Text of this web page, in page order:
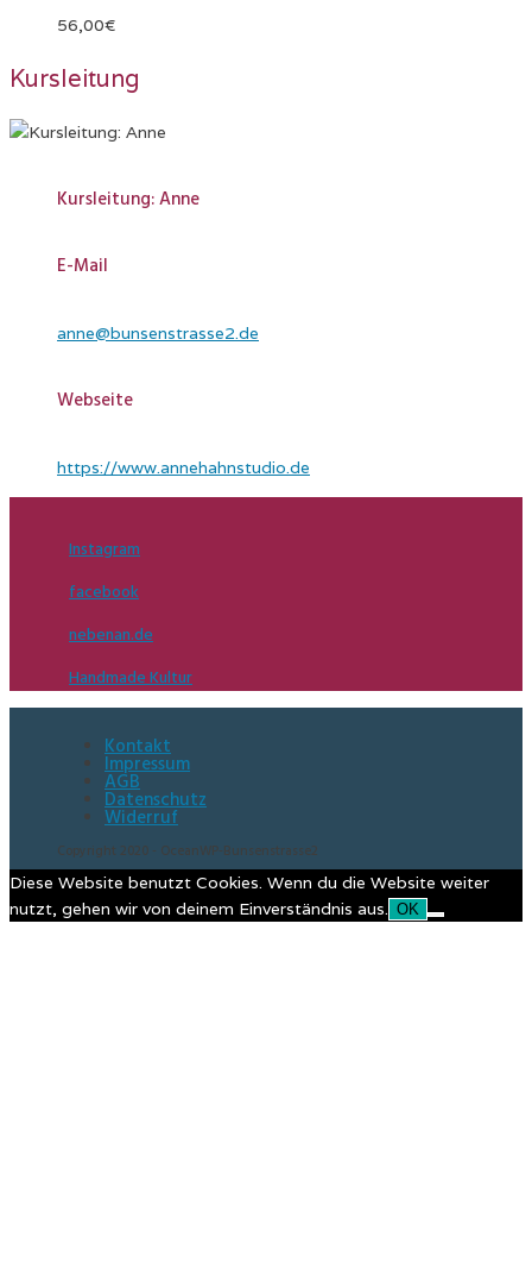
56,00€
Kursleitung
Kursleitung: Anne
E-Mail
anne@bunsenstrasse2.de
Webseite
https://www.annehahnstudio.de
Instagram
facebook
nebenan.de
Handmade Kultur
Kontakt
Impressum
AGB
Datenschutz
Widerruf
Copyright 2020 - OceanWP-Bunsenstrasse2
Diese Website benutzt Cookies. Wenn du die Website weiter
nutzt, gehen wir von deinem Einverständnis aus. OK